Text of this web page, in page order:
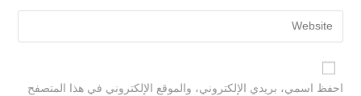
احفظ اسمي، بريدي الإلكتروني، والموقع الإلكتروني في هذا المتصفح